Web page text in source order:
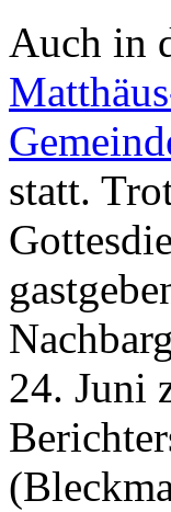
Auch in
statt.
24. Juni